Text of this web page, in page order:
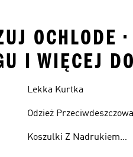
OCHLODE
I WIĘCEJ
Lekka Kurtka
Odzież Przeciwdeszczowa
Koszulki Z Nadrukiem